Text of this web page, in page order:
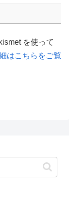
を使って
はこちらをご覧